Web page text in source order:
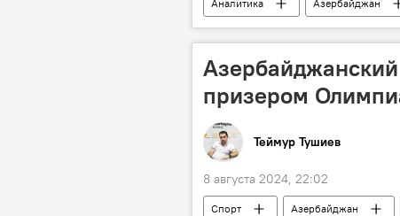
Аналитика Азербайджан
мирный договор
мирное
Эльчин Амирбеков
призером
Теймур Тушиев
8 августа 2024, 22:02
Спорт Азербайджан